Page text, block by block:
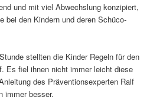
und mit viel Abwechslung konzipiert,
bei den Kindern und deren Schüco-
stellten die Kinder Regeln für den
Es fiel ihnen nicht immer leicht diese
des Präventionsexperten Ralf
immer besser.